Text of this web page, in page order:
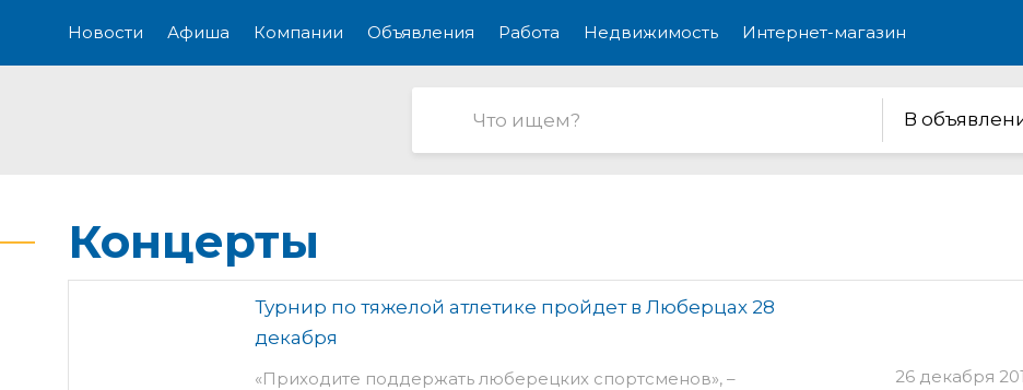
Новости Афиша Компании Объявления Работа Недвижимость Интернет-магазин
В
Концерты
Турнир по тяжелой атлетике пройдет в Люберцах 28
декабря
«Приходите поддержать люберецких спортсменов», –
26 декабря